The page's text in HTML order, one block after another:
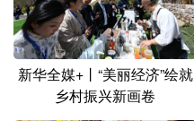
多语种频道
新华全媒+丨“美丽经济”绘就
乡村振兴新画卷